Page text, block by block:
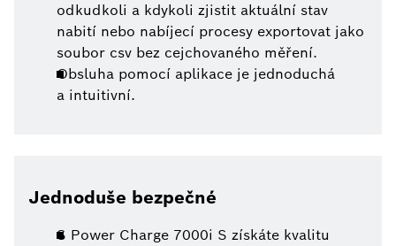
odkudkoli a kdykoli zjistit aktuální stav
nabití nebo nabíjecí procesy exportovat jako
soubor csv bez cejchovaného měření.
Obsluha pomocí aplikace je jednoduchá
a intuitivní.
Jednoduše bezpečné
S Power Charge 7000i S získáte kvalitu